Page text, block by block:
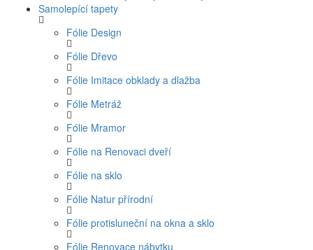
Samolepící tapety
Fólie Design
Fólie Dřevo
Fólie Imitace obklady a dlažba
Fólie Metráž
Fólie Mramor
Fólie na Renovaci dveří
Fólie na sklo
Fólie Natur přírodní
Fólie protisluneční na okna a sklo
Fólie Renovace nábytku